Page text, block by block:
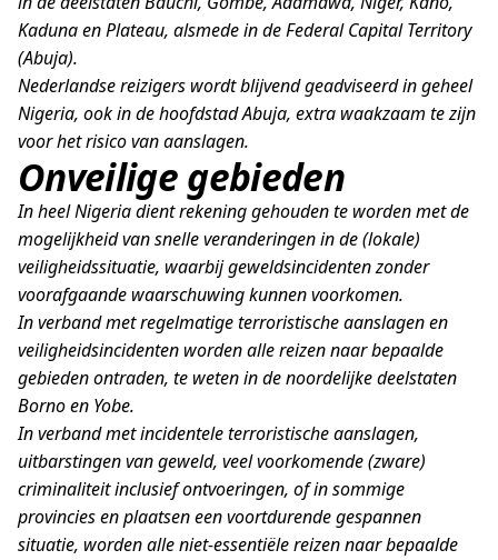
Kaduna en Plateau, alsmede in de Federal Capital Territory
(Abuja).
Nederlandse reizigers wordt blijvend geadviseerd in geheel
Nigeria, ook in de hoofdstad Abuja, extra waakzaam te zijn
voor het risico van aanslagen.
Onveilige gebieden
In heel Nigeria dient rekening gehouden te worden met de
mogelijkheid van snelle veranderingen in de (lokale)
veiligheidssituatie, waarbij geweldsincidenten zonder
voorafgaande waarschuwing kunnen voorkomen.
In verband met regelmatige terroristische aanslagen en
veiligheidsincidenten worden alle reizen naar bepaalde
gebieden ontraden, te weten in de noordelijke deelstaten
Borno en Yobe.
In verband met incidentele terroristische aanslagen,
uitbarstingen van geweld, veel voorkomende (zware)
criminaliteit inclusief ontvoeringen, of in sommige
provincies en plaatsen een voortdurende gespannen
situatie, worden alle niet-essentiële reizen naar bepaalde